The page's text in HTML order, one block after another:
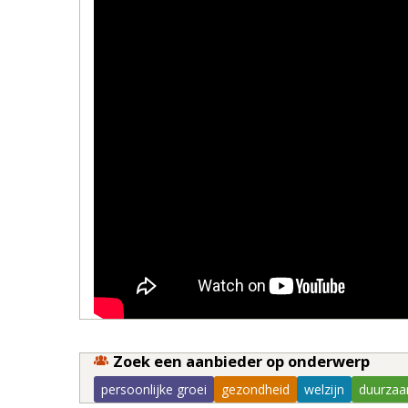
Zoek een aanbieder op onderwerp
persoonlijke groei gezondheid welzijn